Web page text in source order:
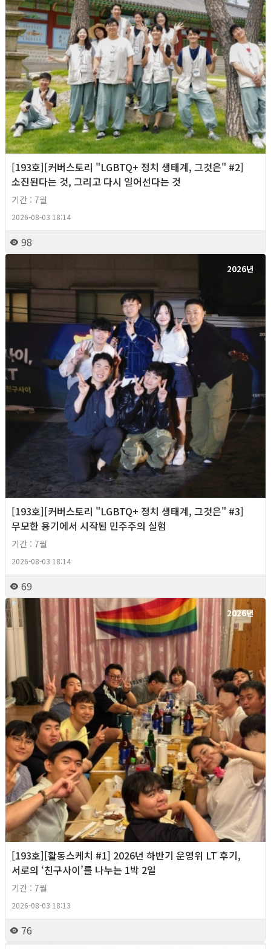
[193호][커버스토리 "LGBTQ+ 정치 생태계, 그것은" #2]
소진된다는 것, 그리고 다시 일어선다는 것
기간 : 7월
2026-08-03 18:14
98
2026년
[193호][커버스토리 "LGBTQ+ 정치 생태계, 그것은" #3]
무모한 용기에서 시작된 민주주의 실험
기간 : 7월
2026-08-03 18:14
69
2026년
[193호][활동스케치 #1] 2026년 하반기 운영위 LT 후기,
서로의 ‘친구사이’를 나누는 1박 2일
기간 : 7월
2026-08-03 18:13
76